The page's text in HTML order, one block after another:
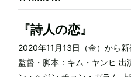
『詩人の恋』
2020年11月13日（金）から
監督・脚本：キム・ヤンヒ 出